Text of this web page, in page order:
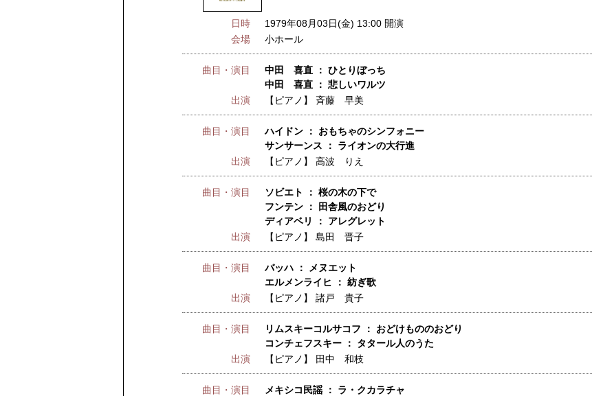
日時
1979年08月03日(金) 13:00 開演
会場
小ホール
曲目・演目
中田 喜直 ： ひとりぼっち
中田 喜直 ： 悲しいワルツ
出演
【ピアノ】 斉藤 早美
曲目・演目
ハイドン ： おもちゃのシンフォニー
サンサーンス ： ライオンの大行進
出演
【ピアノ】 高波 りえ
曲目・演目
ソビエト ： 桜の木の下で
フンテン ： 田舎風のおどり
ディアベリ ： アレグレット
出演
【ピアノ】 島田 晋子
曲目・演目
バッハ ： メヌエット
エルメンライヒ ： 紡ぎ歌
出演
【ピアノ】 諸戸 貴子
曲目・演目
リムスキーコルサコフ ： おどけもののおどり
コンチェフスキー ： タタール人のうた
出演
【ピアノ】 田中 和枝
曲目・演目
メキシコ民謡 ： ラ・クカラチャ